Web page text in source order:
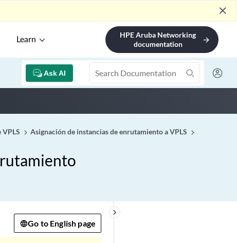
close
Learn
HPE Aruba Networking
documentation
arrow_forward
Ask AI
Asignación de instancias de enrutamiento a VPLS
keyboard_arrow_right
Go to English page